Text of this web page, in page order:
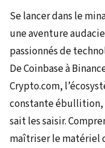
Se lancer dans le
une aventure
passionnés de
De Coinbase à
Crypto.com,
constante
sait les saisir.
maîtriser le matériel